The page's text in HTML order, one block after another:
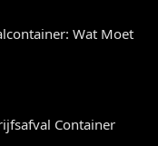
Wat Moet
Container